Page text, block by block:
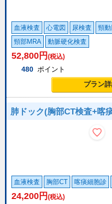
血液検査 心電図 尿検査 頸
頸部MRA
動脈硬化検査
52,800 円 (税込)
480 ポイント
プラン
肺ドック(胸部CT検査+喀
血液検査 胸部CT 喀痰細胞診
24,200 円 (税込)